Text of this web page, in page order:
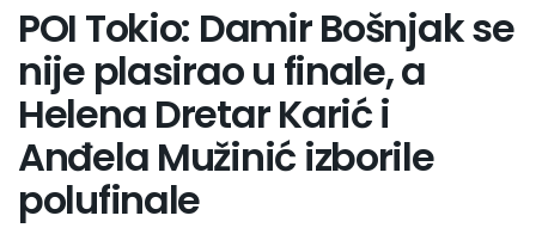
POI Tokio: Damir Bošnjak se
nije plasirao u finale, a
Helena Dretar Karić i
Anđela Mužinić izborile
polufinale